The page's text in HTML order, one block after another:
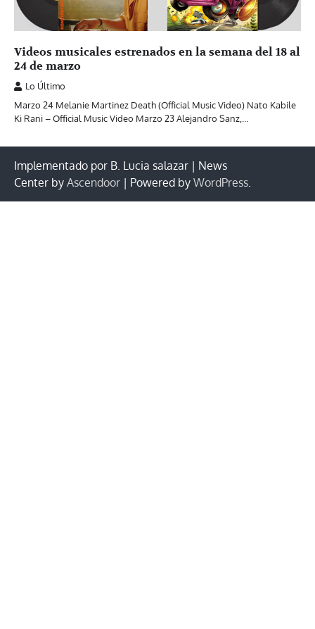
Videos musicales estrenados en la semana del 18 al
24 de marzo
Lo Último
Marzo 24 Melanie Martinez Death (Official Music Video) Nato Kabile
Ki Rani – Official Music Video Marzo 23 Alejandro Sanz,…
Implementado por B. Lucia salazar | News
Center by Ascendoor | Powered by WordPress.